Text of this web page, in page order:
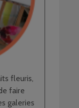
fleuris,
faire
galeries